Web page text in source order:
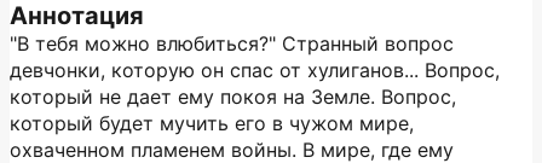
Аннотация
"В тебя можно влюбиться?" Странный вопрос
девчонки, которую он спас от хулиганов... Вопрос,
который не дает ему покоя на Земле. Вопрос,
который будет мучить его в чужом мире,
охваченном пламенем войны. В мире, где ему